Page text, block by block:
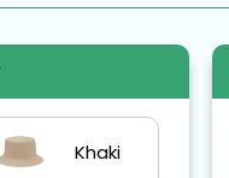
Khaki